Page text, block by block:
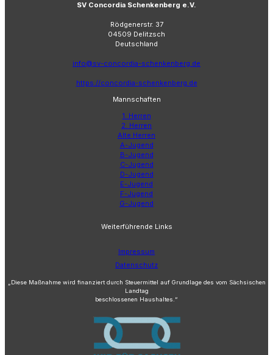
SV Concordia Schenkenberg e.V.
Rödgenerstr. 37
04509 Delitzsch
Deutschland
info@sv-concordia-schenkenberg.de
https://concordia-schenkenberg.de
Mannschaften
1. Herren
2. Herren
Alte Herren
A-Jugend
B-Jugend
C-Jugend
D-Jugend
E-Jugend
F-Jugend
G-Jugend
Weiterführende Links
Impressum
Datenschutz
„Diese Maßnahme wird finanziert durch Steuermittel auf Grundlage des vom Sächsischen
Landtag
beschlossenen Haushaltes.“